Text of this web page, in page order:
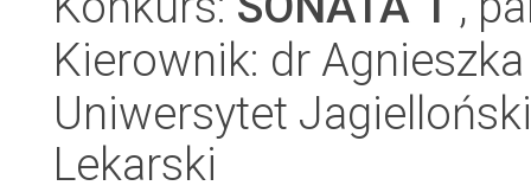
Kierownik: dr
Uniwersytet
Lekarski